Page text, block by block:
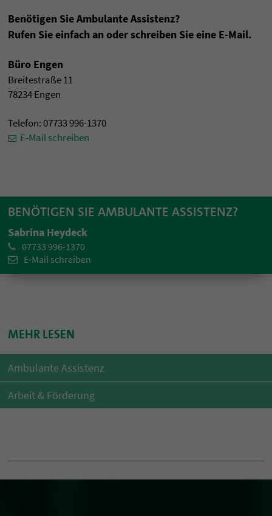
Benötigen Sie Ambulante Assistenz?
Rufen Sie einfach an oder schreiben Sie eine E-Mail.
Büro Engen
Breitestraße 11
78234 Engen
Telefon: 07733 996-1370
E-Mail schreiben
BENÖTIGEN SIE AMBULANTE ASSISTENZ?
Sabrina Heydeck
07733 996-1370
E-Mail schreiben
MEHR LESEN
Ambulante Assistenz
Arbeit & Förderung